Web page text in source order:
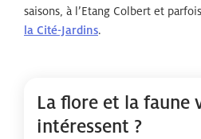
saisons, à l’Etang Colbert et
la Cité-Jardins.
La flore et la faune
intéressent ?